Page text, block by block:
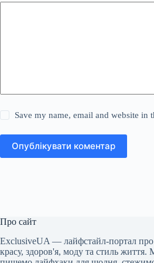
Save my name, email and website
Опублікувати коментар
Про сайт
ExclusiveUA — лайфстайл-портал про
красу, здоров'я, моду та стиль життя.